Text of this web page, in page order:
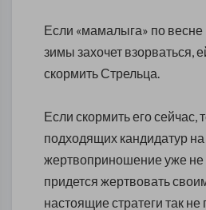
Если «мамалыга» по весне
зимы захочет взорваться,
скормить Стрельца.
Если скормить его сейчас,
подходящих кандидатур на
жертвоприношение уже не
придется жертвовать
настоящие стратеги так не